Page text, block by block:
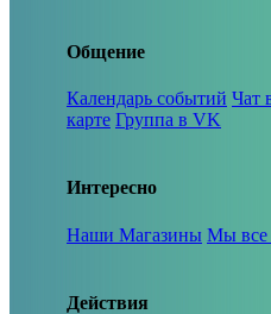
Общение
Календарь событий Чат
карте Группа в VK
Интересно
Наши Магазины Мы все
Действия